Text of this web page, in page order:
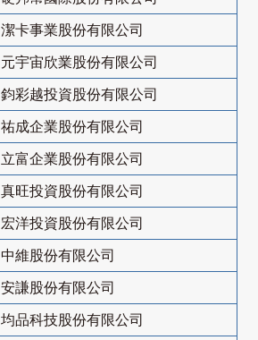
潔卡事業股份有限公司
元宇宙欣業股份有限公司
鈞彩越投資股份有限公司
祐成企業股份有限公司
立富企業股份有限公司
真旺投資股份有限公司
宏洋投資股份有限公司
中維股份有限公司
安謙股份有限公司
均品科技股份有限公司